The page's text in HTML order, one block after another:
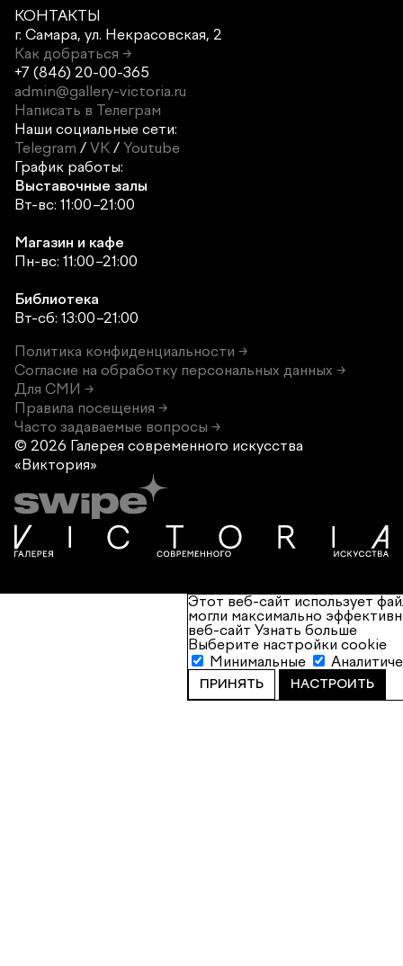
КОНТАКТЫ
г. Самара, ул. Некрасовская, 2
Как добраться →
+7 (846) 20-00-365
admin@gallery-victoria.ru
Написать в Телеграм
Наши социальные сети:
Telegram / VK / Youtube
График работы:
Выставочные залы
Вт-вс: 11:00–21:00
Магазин и кафе
Пн-вс: 11:00–21:00
Библиотека
Вт-сб: 13:00–21:00
Политика конфиденциальности →
Согласие на обработку персональных данных →
Для СМИ →
Правила посещения →
Часто задаваемые вопросы →
© 2026 Галерея современного искусства
«Виктория»
Этот веб-сайт использует
могли максимально
веб-сайт Узнать больше
Выберите настройки cookie
Минимальные
ПРИНЯТЬ НАСТРОИТЬ